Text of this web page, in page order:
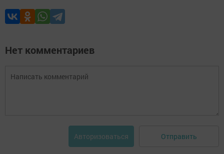
Нет комментариев
Авторизоваться Отправить